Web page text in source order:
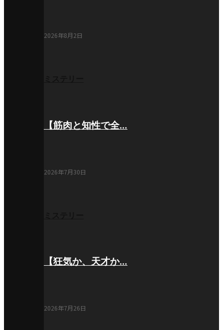
2026年8月2日
【筋肉と知性で全…
2026年7月30日
【狂気か、天才か…
2026年7月26日